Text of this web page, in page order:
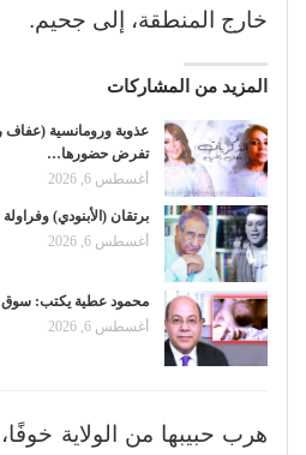
خارج المنطقة، إلى جحيم.
المزيد من المشاركات
عذوبة ورومانسية
تفرض حضورها…
أغسطس 6, 2026
برتقان (الأبنودي)
أغسطس 6, 2026
محمود عطية يكتب: سوق
أغسطس 6, 2026
هرب حبيبها من الولاية